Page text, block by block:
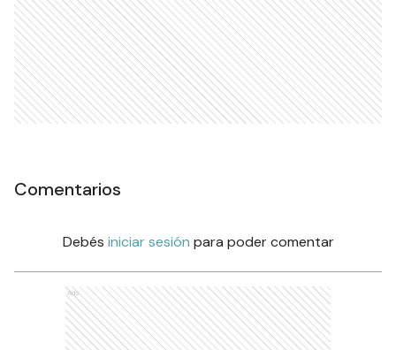
Comentarios
Debés iniciar sesión para poder comentar
Ads